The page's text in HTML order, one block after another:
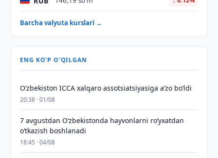
Barcha valyuta kurslari →
ENG KO'P O'QILGAN
O‘zbekiston ICCA xalqaro assotsiatsiyasiga aʼzo bo‘ldi
20:38 · 01/08
7 avgustdan O‘zbekistonda hayvonlarni ro‘yxatdan
o‘tkazish boshlanadi
18:45 · 04/08